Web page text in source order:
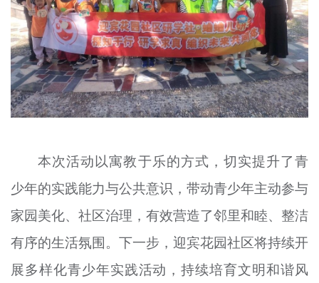
本次活动以寓教于乐的方式，切实提升了青
少年的实践能力与公共意识，带动青少年主动参与
家园美化、社区治理，有效营造了邻里和睦、整洁
有序的生活氛围。下一步，迎宾花园社区将持续开
展多样化青少年实践活动，持续培育文明和谐风